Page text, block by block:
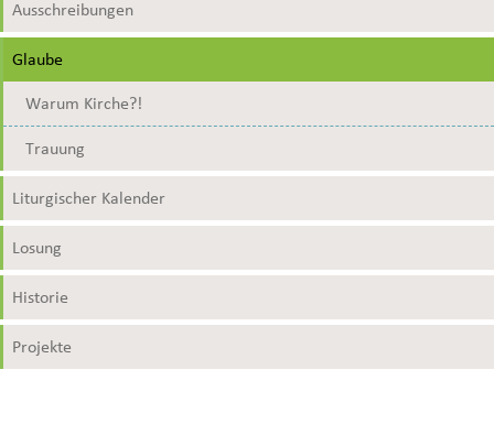
Ausschreibungen
Glaube
Warum Kirche?!
Trauung
Liturgischer Kalender
Losung
Historie
Projekte